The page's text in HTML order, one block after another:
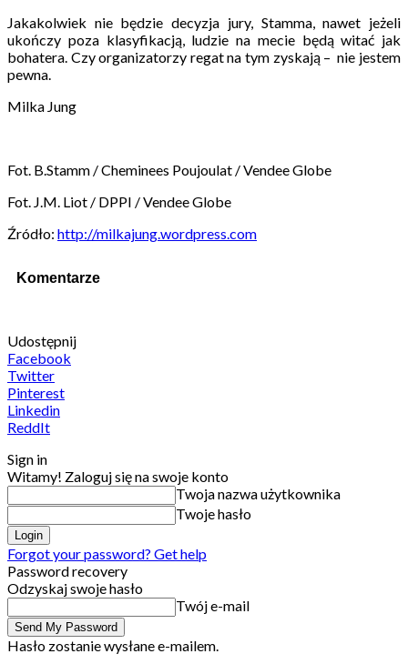
Jakakolwiek nie będzie decyzja jury, Stamma, nawet jeżeli
ukończy poza klasyfikacją, ludzie na mecie będą witać jak
bohatera. Czy organizatorzy regat na tym zyskają – nie jestem
pewna.
Milka Jung
Fot. B.Stamm / Cheminees Poujoulat / Vendee Globe
Fot. J.M. Liot / DPPI / Vendee Globe
Źródło: http://milkajung.wordpress.com
Komentarze
Udostępnij
Facebook
Twitter
Pinterest
Linkedin
ReddIt
Sign in
Witamy! Zaloguj się na swoje konto
Twoja nazwa użytkownika
Twoje hasło
Forgot your password? Get help
Password recovery
Odzyskaj swoje hasło
Twój e-mail
Hasło zostanie wysłane e-mailem.